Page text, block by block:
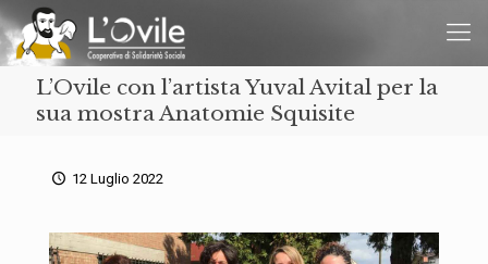
L’Ovile con l’artista Yuval Avital per la
sua mostra Anatomie Squisite
12 Luglio 2022